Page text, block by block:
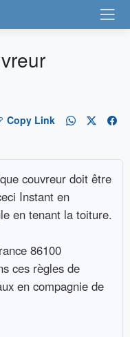
Copy Link
couvreur doit être
Instant en
en tenant la toiture.
86100
ces règles de
en compagnie de